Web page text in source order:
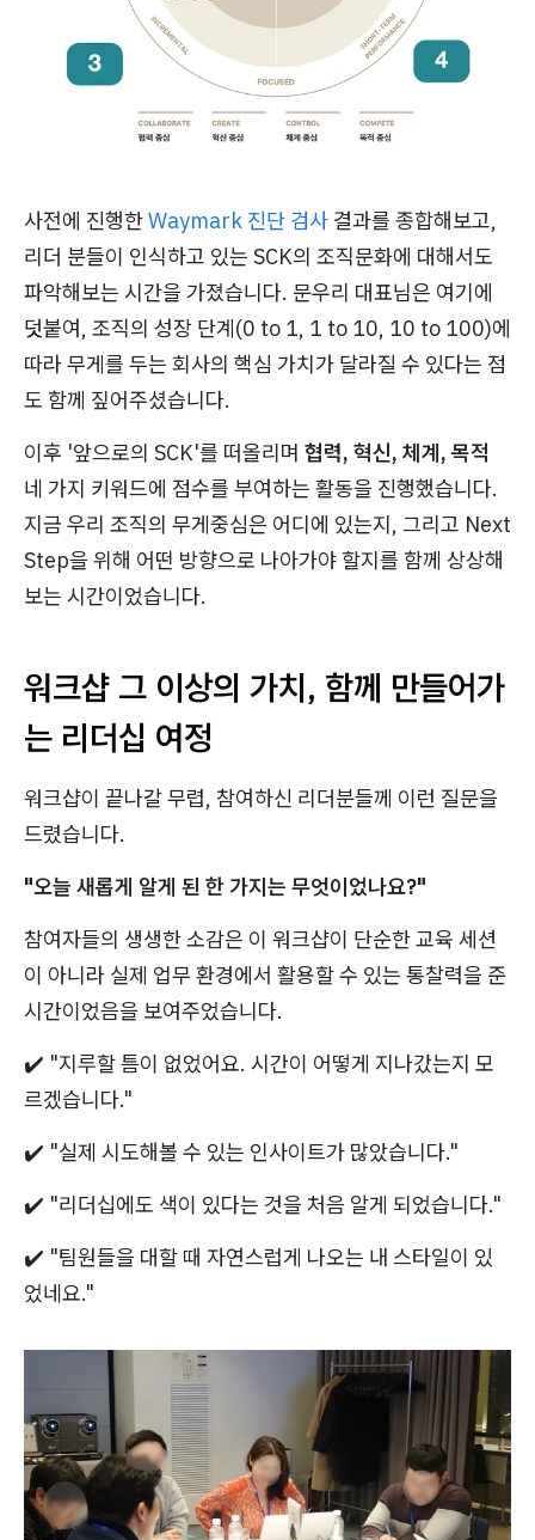
사전에 진행한Waymark 진단 검사 결과를 종합해보고,
리더 분들이 인식하고 있는 SCK의 조직문화에 대해서도
파악해보는 시간을 가졌습니다. 문우리 대표님은 여기에
덧붙여, 조직의 성장 단계(0 to 1, 1 to 10, 10 to 100)에
따라 무게를 두는 회사의 핵심 가치가 달라질 수 있다는 점
도 함께 짚어주셨습니다.
이후 '앞으로의 SCK'를 떠올리며 협력, 혁신, 체계, 목적
네 가지 키워드에 점수를 부여하는 활동을 진행했습니다.
지금 우리 조직의 무게중심은 어디에 있는지, 그리고 Next
Step을 위해 어떤 방향으로 나아가야 할지를 함께 상상해
보는 시간이었습니다.
워크샵 그 이상의 가치, 함께 만들어가
는 리더십 여정
워크샵이 끝나갈 무렵, 참여하신 리더분들께 이런 질문을
드렸습니다.
"오늘 새롭게 알게 된 한 가지는 무엇이었나요?"
참여자들의 생생한 소감은 이 워크샵이 단순한 교육 세션
이 아니라 실제 업무 환경에서 활용할 수 있는 통찰력을 준
시간이었음을 보여주었습니다.
✔️ "지루할 틈이 없었어요. 시간이 어떻게 지나갔는지 모
르겠습니다."
✔️ "실제 시도해볼 수 있는 인사이트가 많았습니다."
✔️ "리더십에도 색이 있다는 것을 처음 알게 되었습니다."
✔️ "팀원들을 대할 때 자연스럽게 나오는 내 스타일이 있
었네요."